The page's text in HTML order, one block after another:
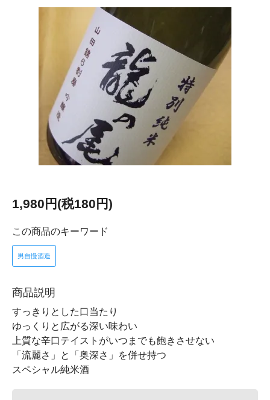
1,980円(税180円)
この商品のキーワード
男自慢酒造
商品説明
すっきりとした口当たり
ゆっくりと広がる深い味わい
上質な辛口テイストがいつまでも飽きさせない
「流麗さ」と「奥深さ」を併せ持つ
スペシャル純米酒